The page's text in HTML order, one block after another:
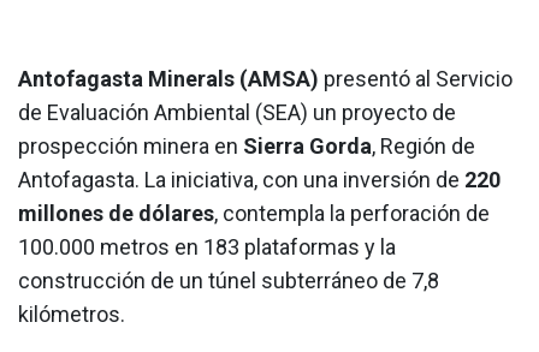
Antofagasta Minerals (AMSA) presentó al Servicio
de Evaluación Ambiental (SEA) un proyecto de
prospección minera en Sierra Gorda, Región de
Antofagasta. La iniciativa, con una inversión de 220
millones de dólares, contempla la perforación de
100.000 metros en 183 plataformas y la
construcción de un túnel subterráneo de 7,8
kilómetros.